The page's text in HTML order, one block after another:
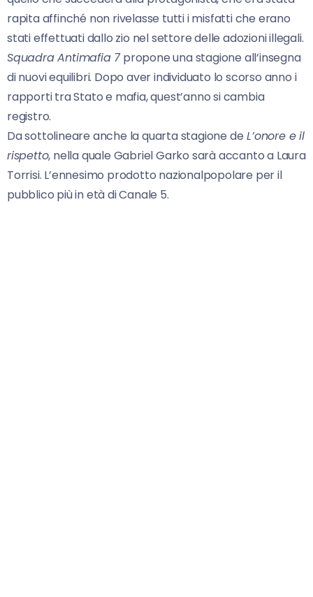
rapita affinché non rivelasse tutti i misfatti che erano
stati effettuati dallo zio nel settore delle adozioni illegali.
Squadra Antimafia 7propone una stagione all’insegna
di nuovi equilibri. Dopo aver individuato lo scorso anno i
rapporti tra Stato e mafia, quest’anno si cambia
registro.
Da sottolineare anche la quarta stagione de L’onore e il
rispetto, nella quale Gabriel Garko sarà accanto a Laura
Torrisi. L’ennesimo prodotto nazionalpopolare per il
pubblico più in età di Canale 5.